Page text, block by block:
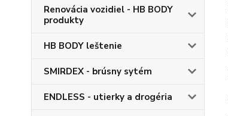
Renovácia vozidiel - HB BODY
produkty
HB BODY leštenie
SMIRDEX - brúsny sytém
ENDLESS - utierky a drogéria